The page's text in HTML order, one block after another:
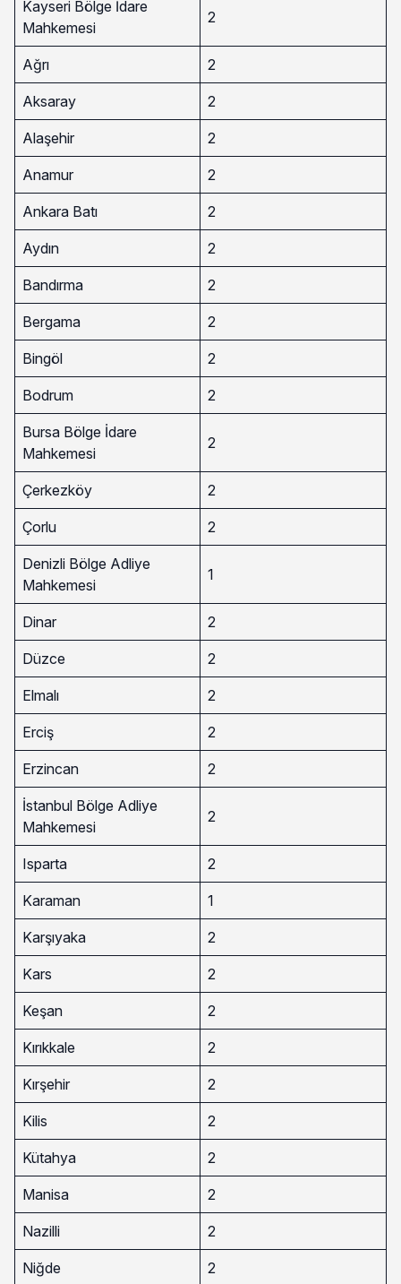
Kayseri Bölge İdare
Mahkemesi
2
Ağrı 2
Aksaray 2
Alaşehir 2
Anamur 2
Ankara Batı 2
Aydın 2
Bandırma 2
Bergama 2
Bingöl 2
Bodrum 2
Bursa Bölge İdare
Mahkemesi
2
Çerkezköy 2
Çorlu 2
Denizli Bölge Adliye
Mahkemesi
1
Dinar 2
Düzce 2
Elmalı 2
Erciş 2
Erzincan 2
İstanbul Bölge Adliye
Mahkemesi
2
Isparta 2
Karaman 1
Karşıyaka 2
Kars 2
Keşan 2
Kırıkkale 2
Kırşehir 2
Kilis 2
Kütahya 2
Manisa 2
Nazilli 2
Niğde 2